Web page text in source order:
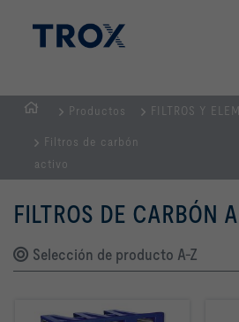
PRINCIPAL
Productos FILTROS Y
Filtros de carbón
activo
FILTROS DE CARBÓN
Selección de producto A-Z